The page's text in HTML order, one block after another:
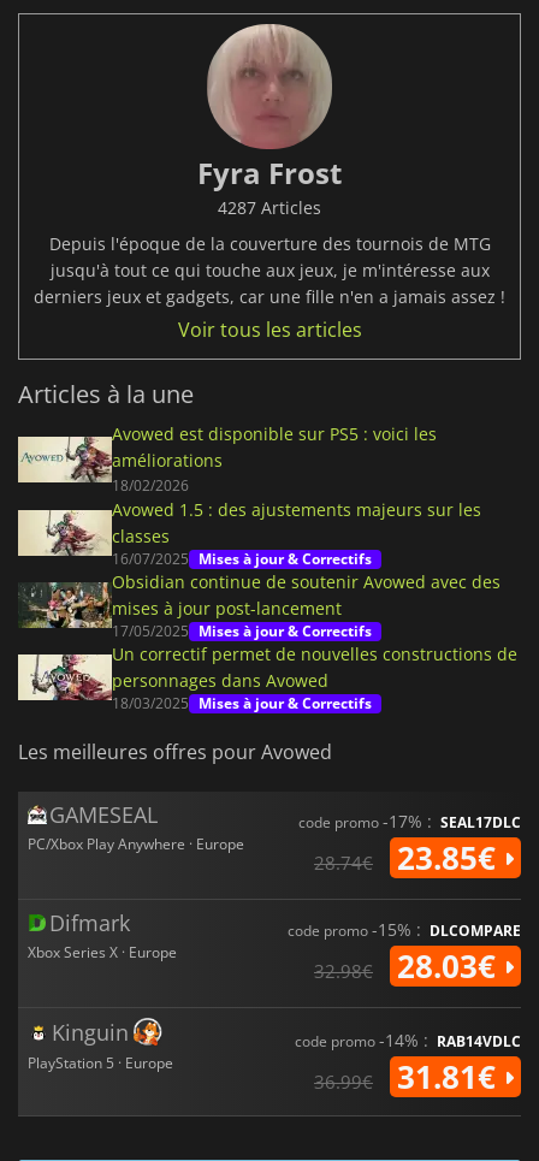
Fyra Frost
4287 Articles
Depuis l'époque de la couverture des tournois de MTG
jusqu'à tout ce qui touche aux jeux, je m'intéresse aux
derniers jeux et gadgets, car une fille n'en a jamais assez !
Voir tous les articles
Articles à la une
Avowed est disponible sur PS5 : voici les
améliorations
18/02/2026
Avowed 1.5 : des ajustements majeurs sur les
classes
16/07/2025 Mises à jour & Correctifs
Obsidian continue de soutenir Avowed avec des
mises à jour post-lancement
17/05/2025 Mises à jour & Correctifs
Un correctif permet de nouvelles constructions de
personnages dans Avowed
18/03/2025 Mises à jour & Correctifs
Les meilleures offres pour Avowed
GAMESEAL
PC/Xbox Play Anywhere · Europe
code promo-17% : SEAL17DLC
28.74€ 23.85€
Difmark
Xbox Series X · Europe
code promo-15% : DLCOMPARE
32.98€ 28.03€
Kinguin
PlayStation 5 · Europe
code promo-14% : RAB14VDLC
36.99€ 31.81€